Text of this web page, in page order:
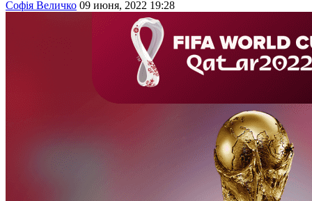
Софія Величко 09 июня, 2022 19:28